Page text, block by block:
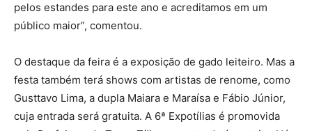
pelos estandes para este ano e acreditamos em um
público maior”, comentou.
O destaque da feira é a exposição de gado leiteiro. Mas a
festa também terá shows com artistas de renome, como
Gusttavo Lima, a dupla Maiara e Maraísa e Fábio Júnior,
cuja entrada será gratuita. A 6ª Expotílias é promovida